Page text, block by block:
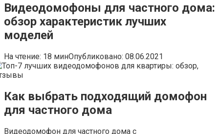
Видеодомофоны для частного дома:
обзор характеристик лучших
моделей
На чтение: 18 минОпубликовано: 08.06.2021
Как выбрать подходящий домофон
для частного дома
Видеодомофон для частного дома с